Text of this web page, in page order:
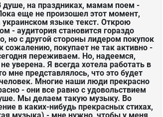
на праздниках, мамам поем -
еще не произошел этот момент,
языке текст. Открою
- аудитория становится гораздо
но с другой стороны лидером покупок
сожалению, покупает не так активно -
переживаем. Но, надеемся,
уверена. Я всегда хотела работать в
мне представлялось, что это будет
Многие наши люди прекрасно
- они все равно с удовольствием
Мы делаем такую музыку. Во
в каких-нибудь прекрасных стихах,